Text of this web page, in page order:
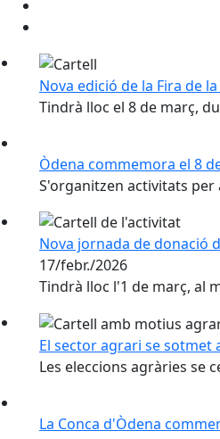
Nova edició de la Fira de
Tindrà lloc el 8 de març,
Òdena commemora el 8
S'organitzen activitats per
Nova jornada de donació
17/febr./2026
Tindrà lloc l'1 de març, al
El sector agrari se sotmet
Les eleccions agràries se
La Conca d'Òdena